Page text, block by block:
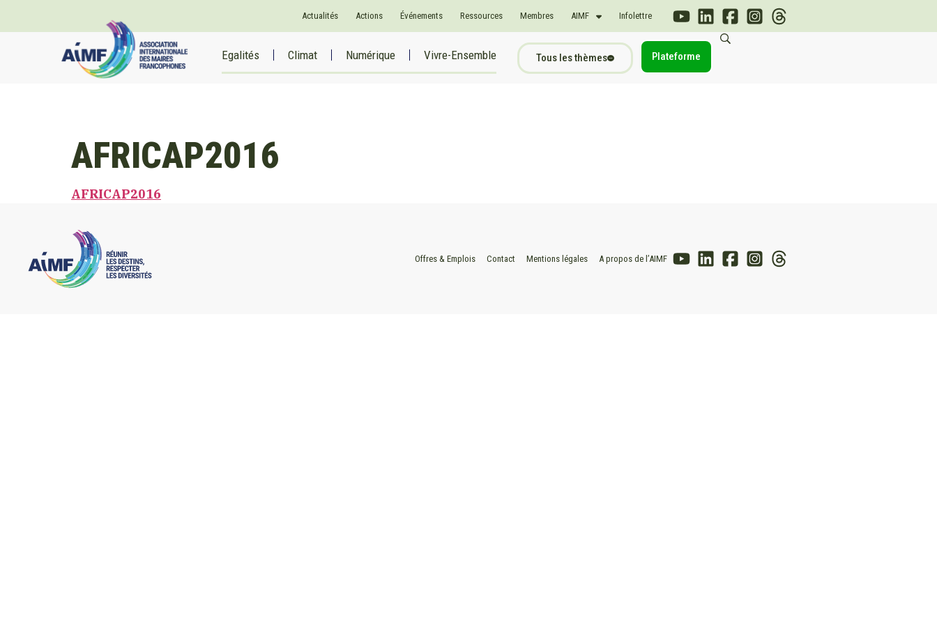
Actualités Actions Événements Ressources Membres AIMF Infolettre
Egalités Climat Numérique Vivre-Ensemble Tous les thèmes Plateforme
AFRICAP2016
AFRICAP2016
Offres & Emplois Contact Mentions légales A propos de l’AIMF